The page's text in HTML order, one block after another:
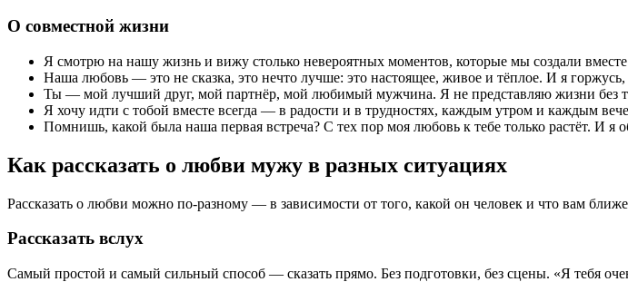
О совместной жизни
Я смотрю на нашу жизнь и вижу столько невероятных моментов, которые мы создали
Наша любовь — это не сказка, это нечто лучше: это настоящее, живое и тёплое. И я
Ты — мой лучший друг, мой партнёр, мой любимый мужчина. Я не представляю жизни без
Я хочу идти с тобой вместе всегда — в радости и в трудностях, каждым утром и каждым
Помнишь, какой была наша первая встреча? С тех пор моя любовь к тебе только растёт. И я
Как рассказать о любви мужу в разных ситуациях
Рассказать о любви можно по-разному — в зависимости от того, какой он человек и что вам
Рассказать вслух
Самый простой и самый сильный способ — сказать прямо. Без подготовки, без сцены. «Я тебя